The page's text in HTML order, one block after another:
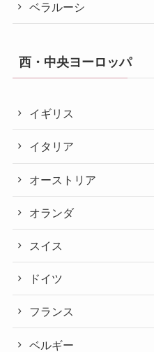
ベラルーシ
西・中央ヨーロッパ
イギリス
イタリア
オーストリア
オランダ
スイス
ドイツ
フランス
ベルギー